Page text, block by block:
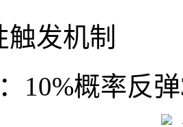
发机制
10%概率反